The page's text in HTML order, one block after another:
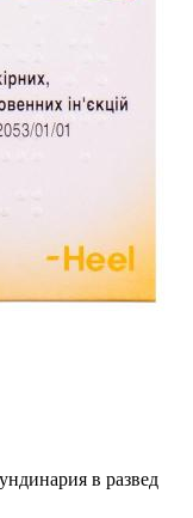
в развед